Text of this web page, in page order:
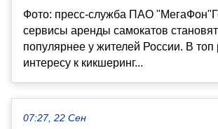
Фото: пресс-служба ПАО
сервисы аренды самокатов
популярнее у жителей России. В топ
интересу к кикшеринг...
07:27, 22 Сен